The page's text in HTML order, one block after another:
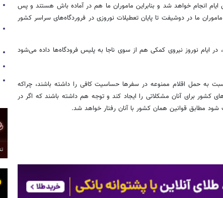
انجام خواهد شد و بنابراین ماموران ما هم در آماده باش هستند و پس
ما در دوشیفت تا پایان تعطیلات نوروزی در فروردگاه‌های سراسر کشور
ایام نوروز نیروی کمکی هم از سوی ناجا به پلیس فرودگاه‌ها داده می‌شود
به حمل اقلام ممنوعه در سفرها حساسیت کافی را داشته‌ باشند، چراکه
کشور برای آنان مشکلاتی را ایجاد کند و توجه هم داشته باشند که اگر در
مطابق قوانین همان کشور با آنان رفتار خواهد شد.